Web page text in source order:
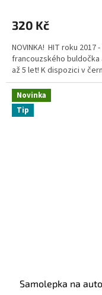
320 Kč
NOVINKA! HIT roku
francouzského
až 5 let! K dispozici v
Novinka
Tip
Samolepka na